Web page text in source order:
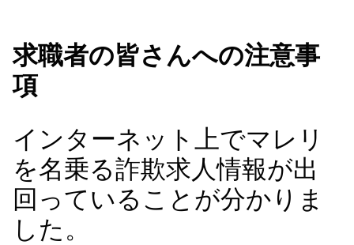
求職者の皆さんへの注意事
項
インターネット上でマレリ
を名乗る詐欺求人情報が出
回っていることが分かりま
した。